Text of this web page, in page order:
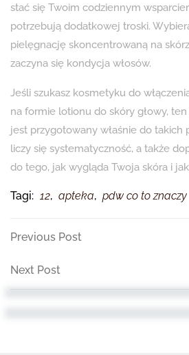
stać się Twoim codziennym
potrzebują dodatkowej troski.
pielęgnację skoncentrowaną na
zaczyna się kondycja włosów.
Jeśli szukasz kosmetyku do
na formie lotionu do skóry głowy,
jest przygotowany właśnie do takich
liczy się systematyczność, a także
do tego, jak wygląda Twoja skóra i
Tagi: 12, apteka, pdw co to znaczy
Nawigacja
wpisu
Previous
Previous Post
Next
Next Post